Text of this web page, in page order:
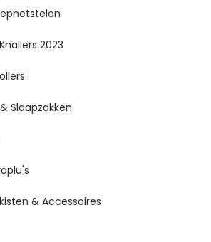
2023
Slaapzakken
& Accessoires